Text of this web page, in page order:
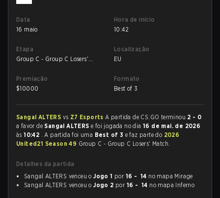
Data
16 maio
Hora de início
10:42
Etapa
Group C - Group C Losers'
Localização
EU
Premiação
$10000
Formato
Best of 3
Sangal ALTERS vs Z7 EsportsA partida de CS:GO terminou 2 - 0
a favor deSangal ALTERSe foi jogada no dia16 de mai. de 2026
às10:42 . A partida foi uma Best of 3 e faz parte do 2026
United21 Season 49 Group C - Group C Losers' Match.
Detalhes da partida
Sangal ALTERS venceu oJogo 1 por 16 - 14 no mapa Mirage
Sangal ALTERS venceu oJogo 2 por 16 - 14 no mapa Inferno